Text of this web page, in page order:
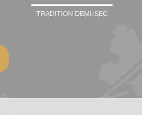
TRADITION DEMI-SEC